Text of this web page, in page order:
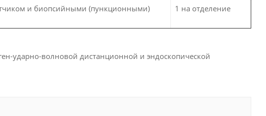
и биопсийными (пункционными)
1 на отделение
ударно-волновой дистанционной и эндоскопической